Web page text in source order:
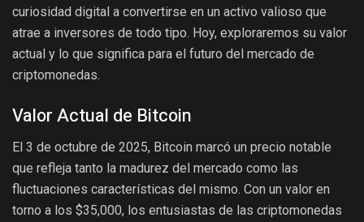
curiosidad digital a convertirse en un activo valioso que
atrae a inversores de todo tipo. Hoy, exploraremos su valor
actual y lo que significa para el futuro del mercado de
criptomonedas.
Valor Actual de Bitcoin
El 3 de octubre de 2025, Bitcoin marcó un precio notable
que refleja tanto la madurez del mercado como las
fluctuaciones características del mismo. Con un valor en
torno a los $35,000, los entusiastas de las criptomonedas